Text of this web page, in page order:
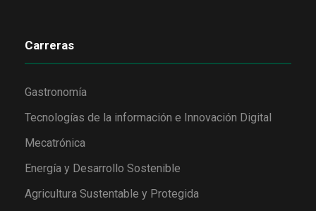
Carreras
Gastronomía
Tecnologías de la información e Innovación Digital
Mecatrónica
Energía y Desarrollo Sostenible
Agricultura Sustentable y Protegida